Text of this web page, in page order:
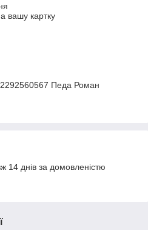
вашу картку
Педа Роман
14 днів за домовленістю